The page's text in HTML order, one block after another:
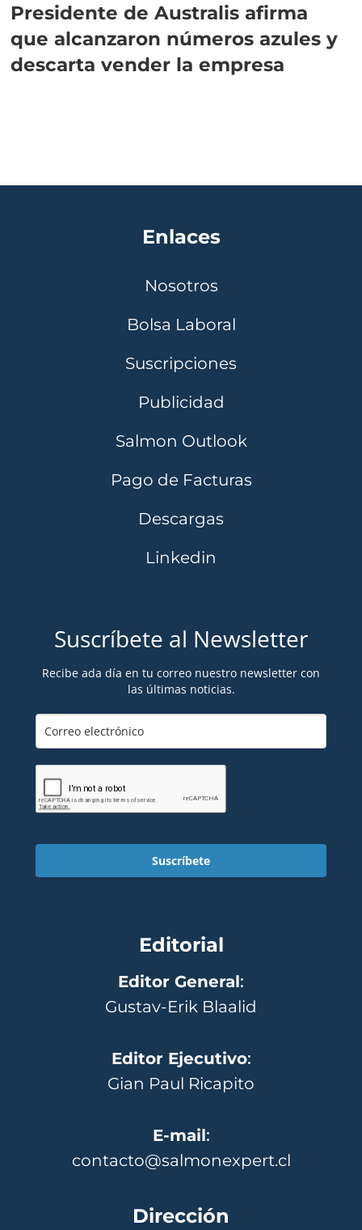
Presidente de Australis afirma
que alcanzaron números azules y
descarta vender la empresa
Enlaces
Nosotros
Bolsa Laboral
Suscripciones
Publicidad
Salmon Outlook
Pago de Facturas
Descargas
Linkedin
Suscríbete al Newsletter
Recibe ada día en tu correo nuestro newsletter con
las últimas noticias.
Suscríbete
Editorial
Editor General:
Gustav-Erik Blaalid
Editor Ejecutivo:
Gian Paul Ricapito
E-mail:
contacto@salmonexpert.cl
Dirección